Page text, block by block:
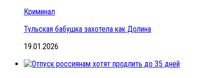
Криминал
Тульская бабушка захотела как Долина
19.01.2026